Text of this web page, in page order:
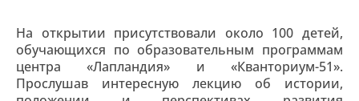
На открытии присутствовали около 100 детей,
обучающихся по образовательным программам
центра «Лапландия» и «Кванториум-51».
Прослушав интересную лекцию об истории,